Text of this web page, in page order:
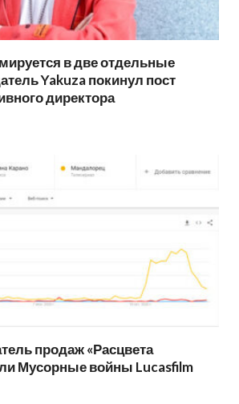
в две отдельные
Yakuza покинул пост
директора
продаж «Расцвета
Мусорные войны Lucasfilm